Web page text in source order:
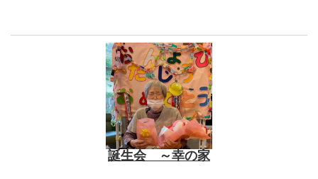
誕生会 ～幸の家